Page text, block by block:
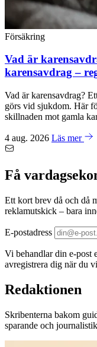
Försäkring
Vad är
karensavdrag –
Vad är karensavdrag?
görs vid sjukdom. Här
skillnaden mot gamla
4 aug. 2026 Läs mer
Få
Ett kort brev då och då
reklamutskick – bara
E-postadress
Vi behandlar din e-post
avregistrera dig när du
Redaktionen
Skribenterna bakom
sparande och